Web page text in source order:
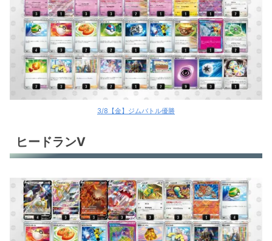
トドロクツキex
古代バレット
タケルライコex
サーナイトex
タケルライコex
環境デッキレシピまとめ
3/8【金】ジムバトル優勝
ヒードランV